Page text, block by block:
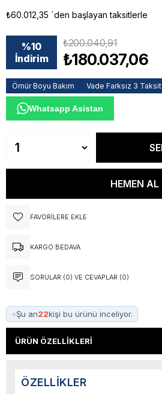
₺60.012,35 `den başlayan taksitlerle
%10
İndirim
₺200.040,91
₺180.037,06
Ömür Boyu Bakım Vade Farksız 3 Taksit
Whatsapp Asistan
FAVORILERE EKLE
KARGO BEDAVA
SORULAR (0) VE CEVAPLAR (0)
●Şu an22kişi bu ürünü inceliyor.
ÜRÜN ÖZELLIKLERI
ÖZELLIKLER